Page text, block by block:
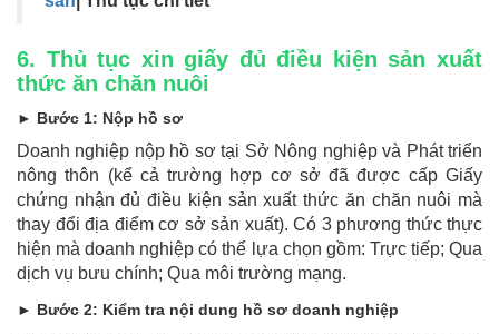
6. Thủ tục xin giấy đủ điều kiện sản xuất
thức ăn chăn nuôi
► Bước 1: Nộp hồ sơ
Doanh nghiệp nộp hồ sơ tại Sở Nông nghiệp và Phát triển
nông thôn (kể cả trường hợp cơ sở đã được cấp Giấy
chứng nhận đủ điều kiện sản xuất thức ăn chăn nuôi mà
thay đổi địa điểm cơ sở sản xuất). Có 3 phương thức thực
hiện mà doanh nghiệp có thể lựa chọn gồm: Trực tiếp; Qua
dịch vụ bưu chính; Qua môi trường mạng.
► Bước 2: Kiểm tra nội dung hồ sơ doanh nghiệp